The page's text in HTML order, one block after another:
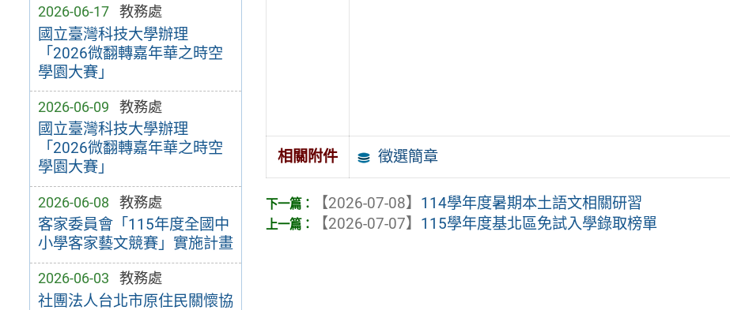
2026-06-17 教務處
國立臺灣科技大學辦理
「2026微翻轉嘉年華之時空
學園大賽」
2026-06-09 教務處
國立臺灣科技大學辦理
「2026微翻轉嘉年華之時空
學園大賽」
2026-06-08 教務處
客家委員會「115年度全國中
小學客家藝文競賽」實施計畫
2026-06-03 教務處
社團法人台北市原住民關懷協
相關附件 徵選簡章
【2026-07-08】 114學年度暑期本土語文相關研習
【2026-07-07】 115學年度基北區免試入學錄取榜單